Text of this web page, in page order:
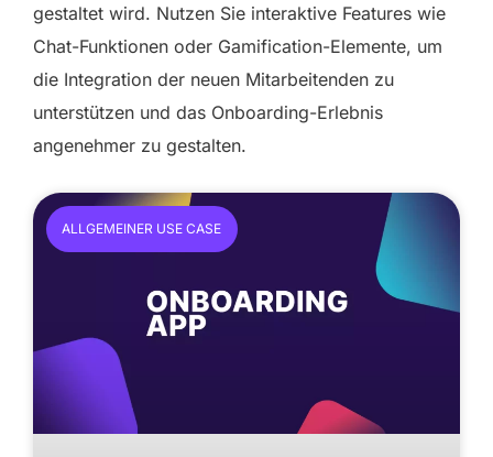
gestaltet wird. Nutzen Sie interaktive Features wie
Chat-Funktionen oder Gamification-Elemente, um
die Integration der neuen Mitarbeitenden zu
unterstützen und das Onboarding-Erlebnis
angenehmer zu gestalten.
ALLGEMEINER USE CASE